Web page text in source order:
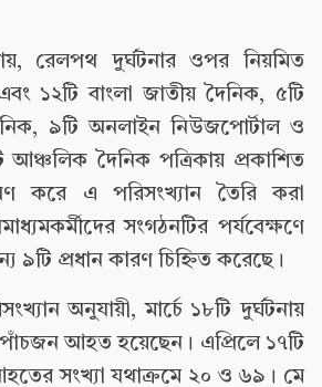
রেলপথ দুর্ঘটনার ওপর নিয়মিত
১২টি বাংলা জাতীয় দৈনিক, ৫টি
৯টি অনলাইন নিউজপোর্টাল ও
আঞ্চলিক দৈনিক পত্রিকায় প্রকাশিত
করে এ পরিসংখ্যান তৈরি করা
সংগঠনটির পর্যবেক্ষণে
৯টি প্রধান কারণ চিহ্নিত করেছে।
অনুযায়ী, মার্চে ১৮টি দুর্ঘটনায়
আহত হয়েছেন। এপ্রিলে ১৭টি
সংখ্যা যথাক্রমে ২০ ও ৬৯। মে